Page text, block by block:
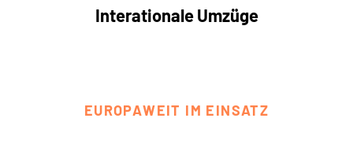
Interationale Umzüge
EUROPAWEIT IM EINSATZ